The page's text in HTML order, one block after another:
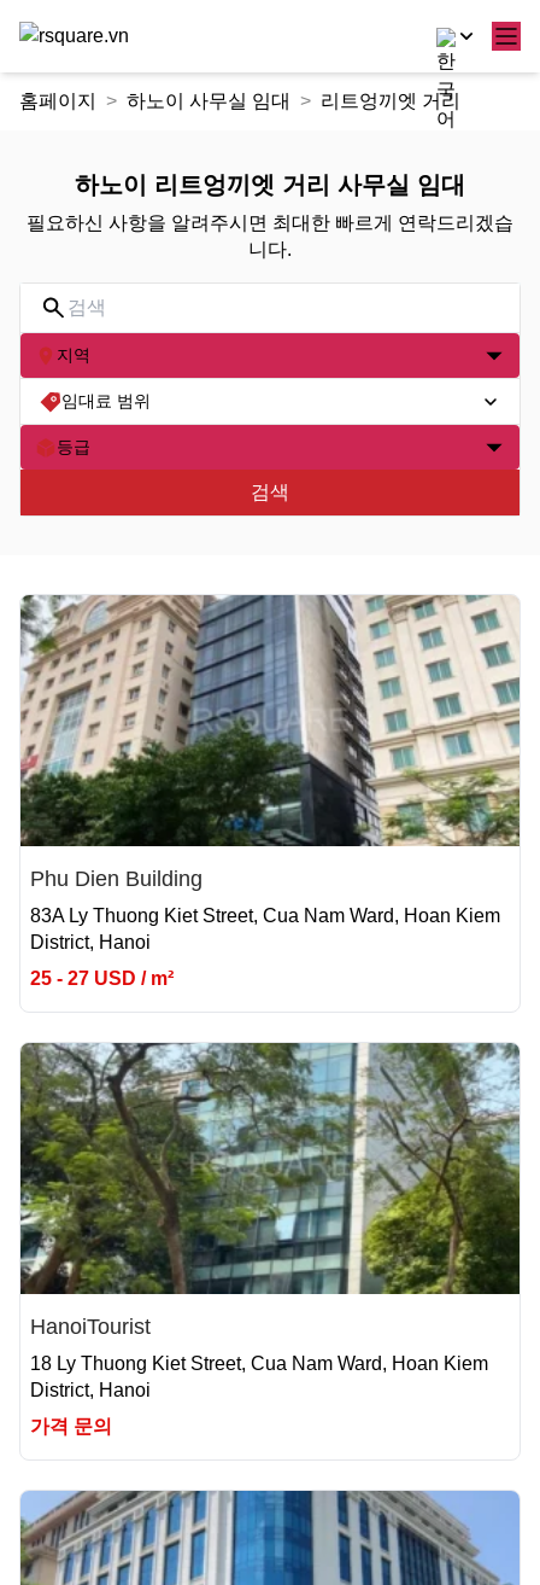
홈페이지 하노이 사무실 임대 리트엉끼엣 거리
하노이 리트엉끼엣 거리 사무실 임대
필요하신 사항을 알려주시면 최대한 빠르게 연락드리겠습
니다.
지역
임대료 범위
등급
검색
Phu Dien Building
83A Ly Thuong Kiet Street, Cua Nam Ward, Hoan Kiem
District, Hanoi
25 - 27 USD / m²
HanoiTourist
18 Ly Thuong Kiet Street, Cua Nam Ward, Hoan Kiem
District, Hanoi
가격 문의